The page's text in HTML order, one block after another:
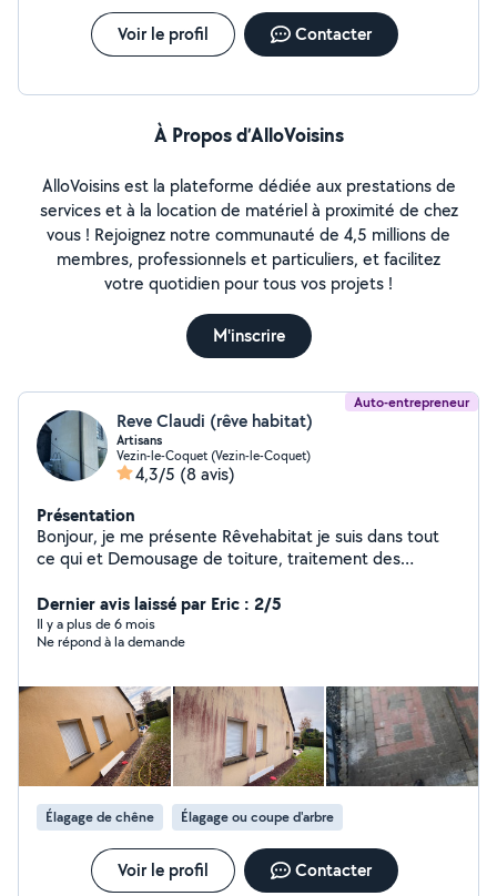
Voir le profil Contacter
À Propos d’AlloVoisins
AlloVoisins est la plateforme dédiée aux prestations de
services et à la location de matériel à proximité de chez
vous ! Rejoignez notre communauté de 4,5 millions de
membres, professionnels et particuliers, et facilitez
votre quotidien pour tous vos projets !
M'inscrire
Auto-entrepreneur
Reve Claudi (rêve habitat)
Artisans
Vezin-le-Coquet (Vezin-le-Coquet)
4,3/5 (8 avis)
Présentation
Bonjour, je me présente Rêvehabitat je suis dans tout
ce qui et Demousage de toiture, traitement des
votre service pour l'avancement de mon départ je fais
des facilités de paiement et des devis gratuit
Dernier avis laissé par Eric : 2/5
Il y a plus de 6 mois
Ne répond à la demande
Élagage de chêne Élagage ou coupe d'arbre
Voir le profil Contacter